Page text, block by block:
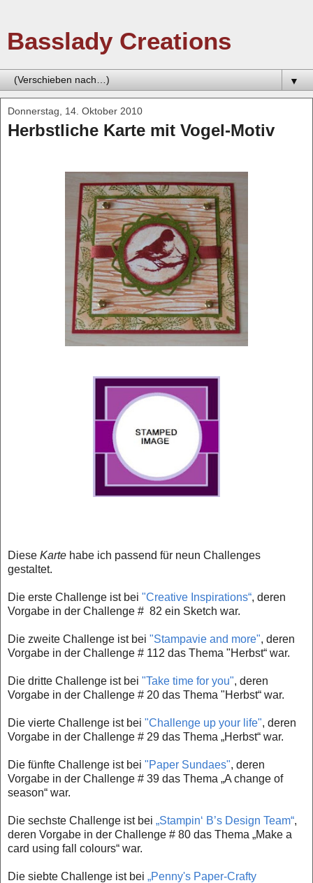
Basslady Creations
▼
Donnerstag, 14. Oktober 2010
Herbstliche Karte mit Vogel-Motiv
Diese Karte habe ich passend für neun Challenges
gestaltet.
Die erste Challenge ist bei "Creative Inspirations“, deren
Vorgabe in der Challenge # 82 ein Sketch war.
Die zweite Challenge ist bei "Stampavie and more", deren
Vorgabe in der Challenge # 112 das Thema "Herbst“ war.
Die dritte Challenge ist bei "Take time for you", deren
Vorgabe in der Challenge # 20 das Thema "Herbst“ war.
Die vierte Challenge ist bei "Challenge up your life", deren
Vorgabe in der Challenge # 29 das Thema „Herbst“ war.
Die fünfte Challenge ist bei "Paper Sundaes", deren
Vorgabe in der Challenge # 39 das Thema „A change of
season“ war.
Die sechste Challenge ist bei „Stampin‘ B’s Design Team“,
deren Vorgabe in der Challenge # 80 das Thema „Make a
card using fall colours“ war.
Die siebte Challenge ist bei „Penny's Paper-Crafty